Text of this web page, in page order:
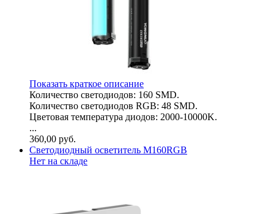
Показать краткое описание
Количество светодиодов: 160 SMD.
Количество светодиодов RGB: 48 SMD.
Цветовая температура диодов: 2000-10000K.
...
360,00 руб.
Светодиодный осветитель M160RGB
Нет на складе